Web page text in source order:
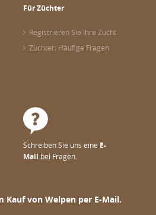
Für Züchter
Registrieren Sie Ihre Zucht
Züchter: Häufige Fragen
Schreiben Sie uns eine E-
Mail bei Fragen.
Kauf von Welpen per E-Mail.